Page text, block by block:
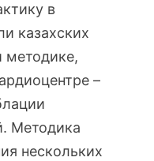
в
казахских
методике,
–
Методика
нескольких